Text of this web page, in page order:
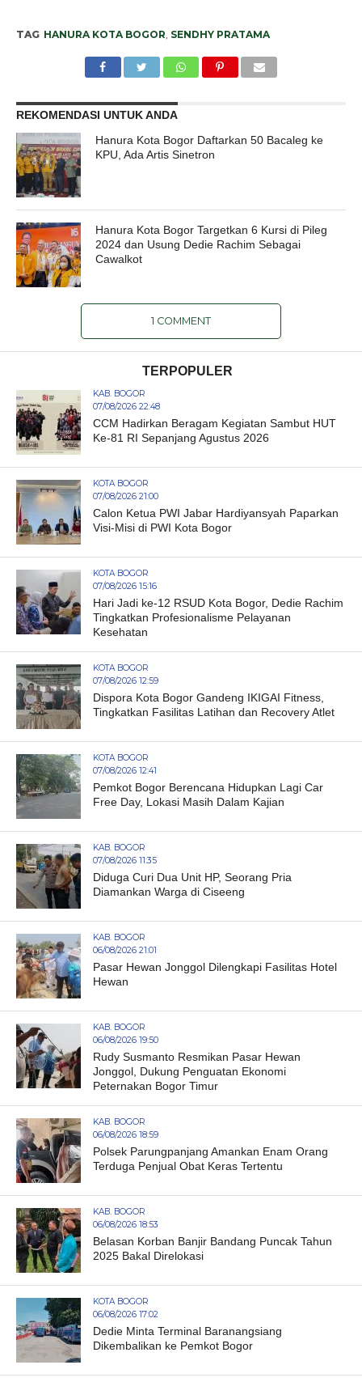
TAG HANURA KOTA BOGOR, SENDHY PRATAMA
REKOMENDASI UNTUK ANDA
Hanura Kota Bogor Daftarkan 50 Bacaleg ke
KPU, Ada Artis Sinetron
Hanura Kota Bogor Targetkan 6 Kursi di Pileg
2024 dan Usung Dedie Rachim Sebagai
Cawalkot
1 COMMENT
TERPOPULER
KAB. BOGOR
07/08/2026 22:48
CCM Hadirkan Beragam Kegiatan Sambut HUT
Ke-81 RI Sepanjang Agustus 2026
KOTA BOGOR
07/08/2026 21:00
Calon Ketua PWI Jabar Hardiyansyah Paparkan
Visi-Misi di PWI Kota Bogor
KOTA BOGOR
07/08/2026 15:16
Hari Jadi ke-12 RSUD Kota Bogor, Dedie Rachim
Tingkatkan Profesionalisme Pelayanan
Kesehatan
KOTA BOGOR
07/08/2026 12:59
Dispora Kota Bogor Gandeng IKIGAI Fitness,
Tingkatkan Fasilitas Latihan dan Recovery Atlet
KOTA BOGOR
07/08/2026 12:41
Pemkot Bogor Berencana Hidupkan Lagi Car
Free Day, Lokasi Masih Dalam Kajian
KAB. BOGOR
07/08/2026 11:35
Diduga Curi Dua Unit HP, Seorang Pria
Diamankan Warga di Ciseeng
KAB. BOGOR
06/08/2026 21:01
Pasar Hewan Jonggol Dilengkapi Fasilitas Hotel
Hewan
KAB. BOGOR
06/08/2026 19:50
Rudy Susmanto Resmikan Pasar Hewan
Jonggol, Dukung Penguatan Ekonomi
Peternakan Bogor Timur
KAB. BOGOR
06/08/2026 18:59
Polsek Parungpanjang Amankan Enam Orang
Terduga Penjual Obat Keras Tertentu
KAB. BOGOR
06/08/2026 18:53
Belasan Korban Banjir Bandang Puncak Tahun
2025 Bakal Direlokasi
KOTA BOGOR
06/08/2026 17:02
Dedie Minta Terminal Baranangsiang
Dikembalikan ke Pemkot Bogor